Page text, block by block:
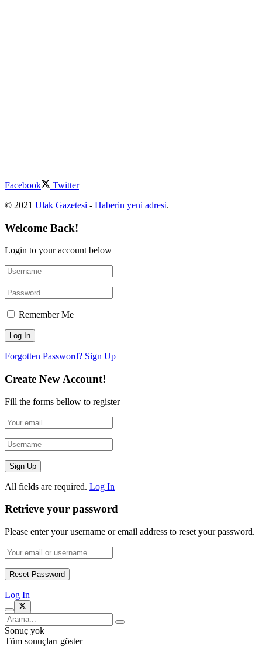
Facebook
Twitter
© 2021 Ulak Gazetesi - Haberin yeni adresi.
Welcome Back!
Login to your account below
Remember Me
Forgotten Password? Sign Up
Create New Account!
Fill the forms bellow to register
All fields are required. Log In
Retrieve your password
Please enter your username or email address to reset your password.
Log In
Sonuç yok
Tüm sonuçları göster